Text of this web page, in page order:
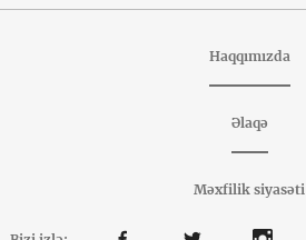
Haqqımızda
Əlaqə
Məxfilik siyasəti